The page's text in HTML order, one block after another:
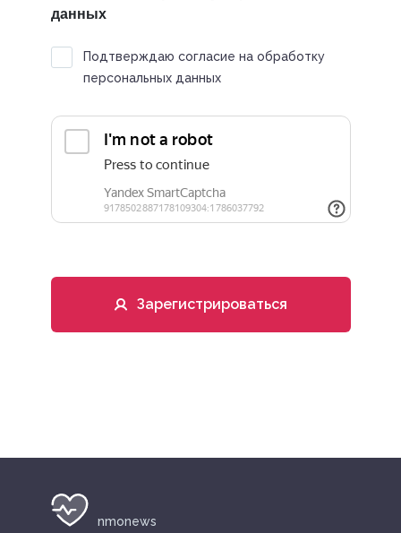
данных
Подтверждаю согласие на обработку
персональных данных
Зарегистрироваться
nmonews